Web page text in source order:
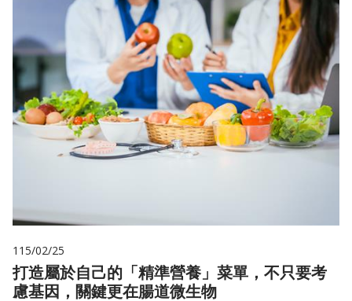
115/02/25
打造屬於自己的「精準營養」菜單，不只要考
慮基因，關鍵更在腸道微生物